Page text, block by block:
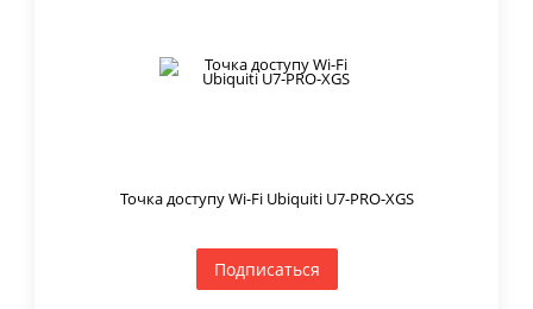
Точка доступу Wi-Fi Ubiquiti U7-PRO-XGS
Подписаться